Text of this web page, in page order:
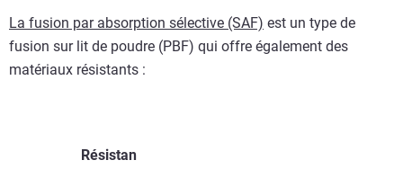
La fusion par absorption sélective (SAF) est un type de
fusion sur lit de poudre (PBF) qui offre également des
matériaux résistants :
Résistan